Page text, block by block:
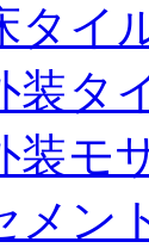
タイ
装タ
装モ
メン